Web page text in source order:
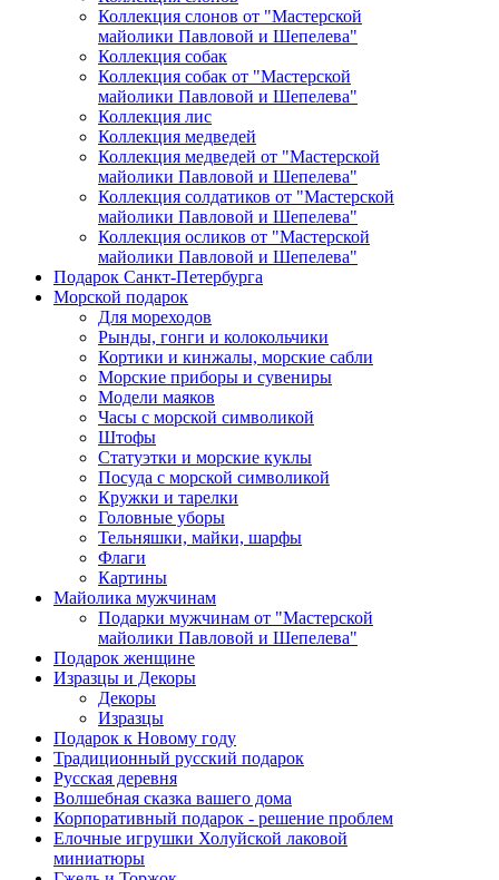
Коллекция слонов от "Мастерской
майолики Павловой и Шепелева"
Коллекция собак
Коллекция собак от "Мастерской
майолики Павловой и Шепелева"
Коллекция лис
Коллекция медведей
Коллекция медведей от "Мастерской
майолики Павловой и Шепелева"
Коллекция солдатиков от "Мастерской
майолики Павловой и Шепелева"
Коллекция осликов от "Мастерской
майолики Павловой и Шепелева"
Подарок Санкт-Петербурга
Морской подарок
Для мореходов
Рынды, гонги и колокольчики
Кортики и кинжалы, морские сабли
Морские приборы и сувениры
Модели маяков
Часы с морской символикой
Штофы
Статуэтки и морские куклы
Посуда с морской символикой
Кружки и тарелки
Головные уборы
Тельняшки, майки, шарфы
Флаги
Картины
Майолика мужчинам
Подарки мужчинам от "Мастерской
майолики Павловой и Шепелева"
Подарок женщине
Изразцы и Декоры
Декоры
Изразцы
Подарок к Новому году
Традиционный русский подарок
Русская деревня
Волшебная сказка вашего дома
Корпоративный подарок - решение проблем
Елочные игрушки Холуйской лаковой
миниатюры